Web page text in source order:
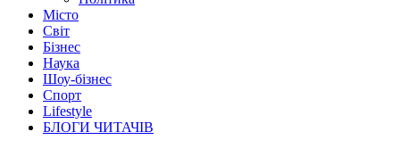
Місто
Світ
Бізнес
Наука
Шоу-бізнес
Спорт
Lifestyle
БЛОГИ ЧИТАЧІВ